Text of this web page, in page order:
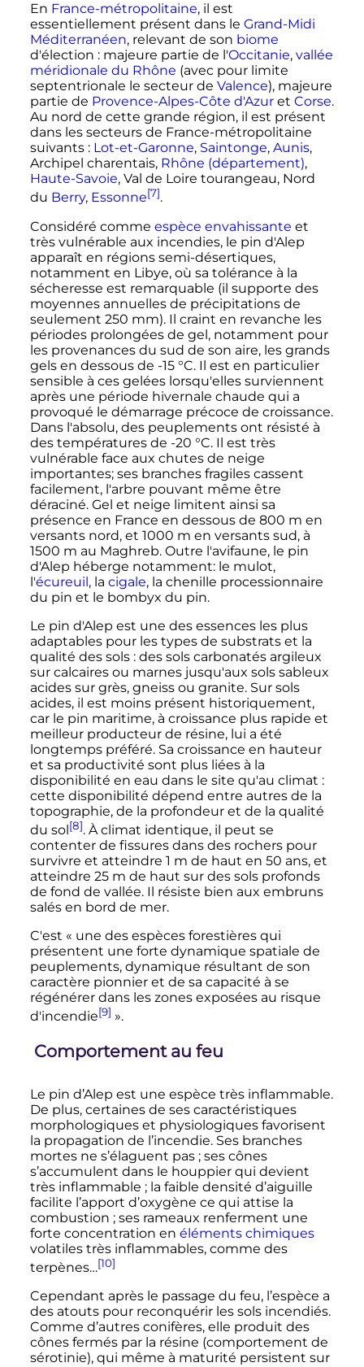
En France-métropolitaine, il est
essentiellement présent dans le Grand-Midi
Méditerranéen, relevant de son biome
d'élection : majeure partie de l'Occitanie, vallée
méridionale du Rhône (avec pour limite
septentrionale le secteur de Valence), majeure
partie de Provence-Alpes-Côte d'Azuret Corse.
Au nord de cette grande région, il est présent
dans les secteurs de France-métropolitaine
suivants : Lot-et-Garonne, Saintonge, Aunis,
Archipel charentais, Rhône (département),
Haute-Savoie, Val de Loire tourangeau, Nord
du Berry, Essonne[7].
Considéré comme espèce envahissante et
très vulnérable aux incendies, le pin d'Alep
apparaît en régions semi-désertiques,
notamment en Libye, où sa tolérance à la
sécheresse est remarquable (il supporte des
moyennes annuelles de précipitations de
seulement 250 mm). Il craint en revanche les
périodes prolongées de gel, notamment pour
les provenances du sud de son aire, les grands
gels en dessous de -15 °C. Il est en particulier
sensible à ces gelées lorsqu'elles surviennent
après une période hivernale chaude qui a
provoqué le démarrage précoce de croissance.
Dans l'absolu, des peuplements ont résisté à
des températures de -20 °C. Il est très
vulnérable face aux chutes de neige
importantes; ses branches fragiles cassent
facilement, l'arbre pouvant même être
déraciné. Gel et neige limitent ainsi sa
présence en France en dessous de 800 m en
versants nord, et 1000 m en versants sud, à
1500 m au Maghreb. Outre l'avifaune, le pin
d'Alep héberge notamment: le mulot,
l'écureuil, la cigale, la chenille processionnaire
du pin et le bombyx du pin.
Le pin d'Alep est une des essences les plus
adaptables pour les types de substrats et la
qualité des sols : des sols carbonatés argileux
sur calcaires ou marnes jusqu'aux sols sableux
acides sur grès, gneiss ou granite. Sur sols
acides, il est moins présent historiquement,
car le pin maritime, à croissance plus rapide et
meilleur producteur de résine, lui a été
longtemps préféré. Sa croissance en hauteur
et sa productivité sont plus liées à la
disponibilité en eau dans le site qu'au climat :
cette disponibilité dépend entre autres de la
topographie, de la profondeur et de la qualité
du sol[8]. À climat identique, il peut se
contenter de fissures dans des rochers pour
survivre et atteindre 1 m de haut en 50 ans, et
atteindre 25 m de haut sur des sols profonds
de fond de vallée. Il résiste bien aux embruns
salés en bord de mer.
C'est « une des espèces forestières qui
présentent une forte dynamique spatiale de
peuplements, dynamique résultant de son
caractère pionnier et de sa capacité à se
régénérer dans les zones exposées au risque
d'incendie[9] ».
Comportement au feu
Le pin d’Alep est une espèce très inflammable.
De plus, certaines de ses caractéristiques
morphologiques et physiologiques favorisent
la propagation de l’incendie. Ses branches
mortes ne s’élaguent pas ; ses cônes
s’accumulent dans le houppier qui devient
très inflammable ; la faible densité d’aiguille
facilite l’apport d’oxygène ce qui attise la
combustion ; ses rameaux renferment une
forte concentration en éléments chimiques
volatiles très inflammables, comme des
terpènes…[10]
Cependant après le passage du feu, l’espèce a
des atouts pour reconquérir les sols incendiés.
Comme d’autres conifères, elle produit des
cônes fermés par la résine (comportement de
sérotinie), qui même à maturité persistent sur